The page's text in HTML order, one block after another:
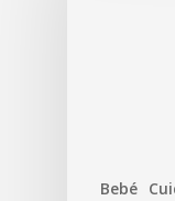
Bebé